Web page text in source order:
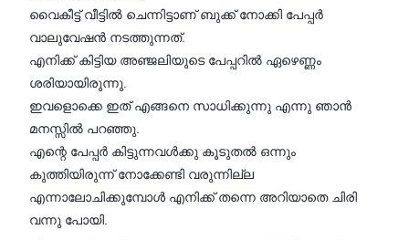
വൈകീട്ട് വീട്ടിൽ ചെന്നിട്ടാണ് ബുക്ക്‌ നോക്കി പേപ്പർ
വാലുവേഷൻ നടത്തുന്നത്.
എനിക്ക് കിട്ടിയ അഞ്ജലിയുടെ പേപ്പറിൽ ഏഴെണ്ണം
ശരിയായിരുന്നു.
ഇവളൊക്കെ ഇത് എങ്ങനെ സാധിക്കുന്നു എന്നു ഞാൻ
മനസ്സിൽ പറഞ്ഞു.
എന്റെ പേപ്പർ കിട്ടുന്നവൾക്കു കൂടുതൽ ഒന്നും
കുത്തിയിരുന്ന് നോക്കേണ്ടി വരുന്നില്ല
എന്നാലോചിക്കുമ്പോൾ എനിക്ക് തന്നെ അറിയാതെ ചിരി
വന്നു പോയി.